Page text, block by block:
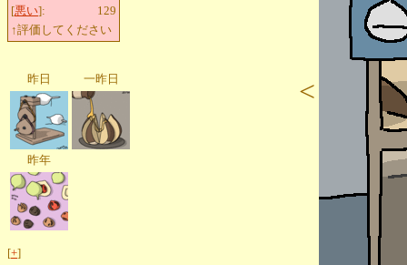
[悪い]:
129
↑評価してください
昨日 一昨日
昨年
[+]
<